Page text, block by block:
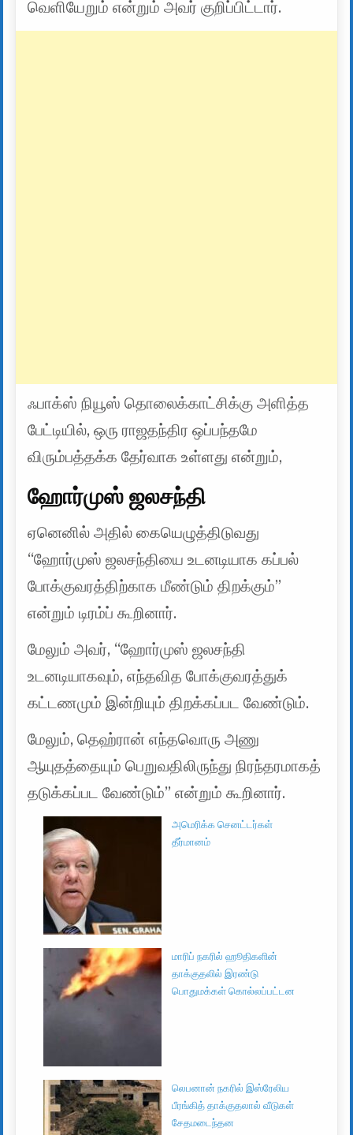
வெளியேறும் என்றும் அவர் குறிப்பிட்டார்.
ஃபாக்ஸ் நியூஸ் தொலைக்காட்சிக்கு அளித்த
பேட்டியில், ஒரு ராஜதந்திர ஒப்பந்தமே
விரும்பத்தக்க தேர்வாக உள்ளது என்றும்,
ஹோர்முஸ் ஜலசந்தி
ஏனெனில் அதில் கையெழுத்திடுவது
“ஹோர்முஸ் ஜலசந்தியை உடனடியாக கப்பல்
போக்குவரத்திற்காக மீண்டும் திறக்கும்”
என்றும் டிரம்ப் கூறினார்.
மேலும் அவர், “ஹோர்முஸ் ஜலசந்தி
உடனடியாகவும், எந்தவித போக்குவரத்துக்
கட்டணமும் இன்றியும் திறக்கப்பட வேண்டும்.
மேலும், தெஹ்ரான் எந்தவொரு அணு
ஆயுதத்தையும் பெறுவதிலிருந்து நிரந்தரமாகத்
தடுக்கப்பட வேண்டும்” என்றும் கூறினார்.
அமெரிக்க செனட்டர்கள்
தீர்மானம்
மாரிப் நகரில் ஹூதிகளின்
தாக்குதலில் இரண்டு
பொதுமக்கள் கொல்லப்பட்டன
லெபனான் நகரில் இஸ்ரேலிய
பீரங்கித் தாக்குதலால் வீடுகள்
சேதமடைந்தன